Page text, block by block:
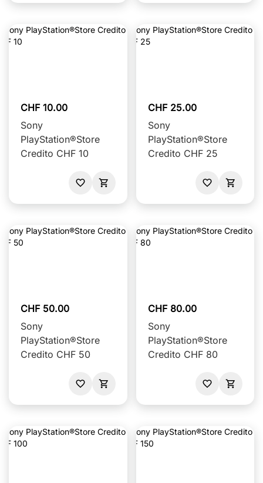
CHF 10.00
Sony
PlayStation®Store
Credito CHF 10
CHF 25.00
Sony
PlayStation®Store
Credito CHF 25
CHF 50.00
Sony
PlayStation®Store
Credito CHF 50
CHF 80.00
Sony
PlayStation®Store
Credito CHF 80